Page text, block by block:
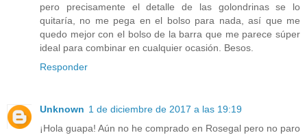
pero precisamente el detalle de las golondrinas se lo
quitaría, no me pega en el bolso para nada, así que me
quedo mejor con el bolso de la barra que me parece súper
ideal para combinar en cualquier ocasión. Besos.
Responder
Unknown 1 de diciembre de 2017 a las 19:19
¡Hola guapa! Aún no he comprado en Rosegal pero no paro